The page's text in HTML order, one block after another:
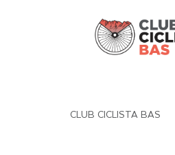
CLUB CICLISTA BAS